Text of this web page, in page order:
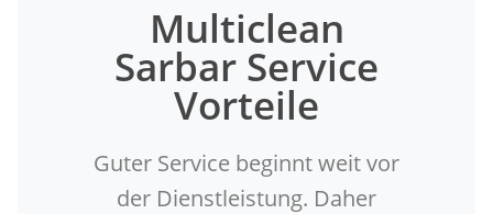
Multiclean
Sarbar Service
Vorteile
Guter Service beginnt weit vor
der Dienstleistung. Daher